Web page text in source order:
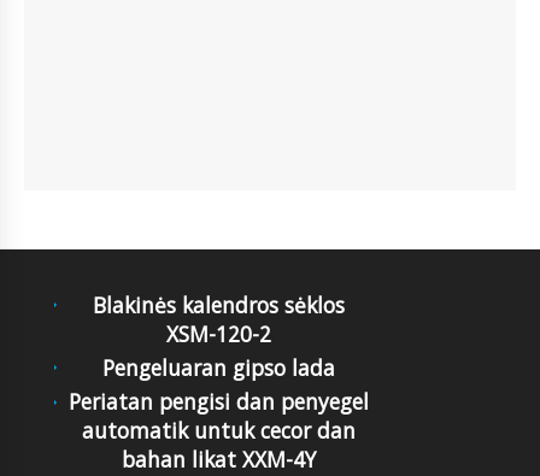
Blakinės kalendros sėklos
XSM-120-2
Pengeluaran gipso lada
Periatan pengisi dan penyegel
automatik untuk cecor dan
bahan likat XXM-4Y